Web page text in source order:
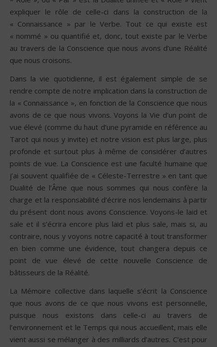
expliquer le rôle de celle-ci dans la construction de la
« Connaissance » par le Verbe. Tout ce qui existe est
« nommé » ou quantifié et, donc, tout existe par le Verbe
au travers de la Conscience que nous avons d’une Réalité
que nous croisons.
Dans la vie quotidienne, il est également simple de se
rendre compte de notre implication dans la construction de
la « Connaissance », en fonction de la Conscience que nous
avons de ce que nous vivons. Voyons la Vie d’un point de
vue élevé (comme du haut d’une pyramide en référence au
Tarot qui nous y invite) et notre vision est plus large, plus
profonde et surtout plus à même de considérer d’autres
points de vue. La Conscience est une faculté humaine que
j’ai souvent qualifiée de « Céleste-Terrestre » en tant que
Dualité de l’Âme que nous sommes qui nous confère la
charge et la responsabilité d’écrire nos lendemains à partir
du présent dont nous avons Conscience. Voyons-le laid et
sale et il s’écrira encore plus laid et plus sale, mais si, au
contraire, nous y voyons notre capacité à tout transformer
en bien comme une évidence, tout changera depuis ce
point de vue élevé de cette nouvelle Conscience de
bâtisseurs de la Réalité.
La Mémoire collective dans laquelle s’écrit la Conscience
que nous avons de ce que nous vivons est personnelle,
puisque nous existons dans celle-ci au travers de
l’environnement et le Temps qui nous accueillent, mais elle
vient aussi se mélanger à des milliards d’autres. C’est pour